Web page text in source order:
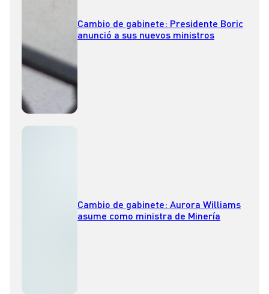
Cambio de gabinete: Presidente Boric
anunció a sus nuevos ministros
Cambio de gabinete: Aurora Williams
asume como ministra de Minería